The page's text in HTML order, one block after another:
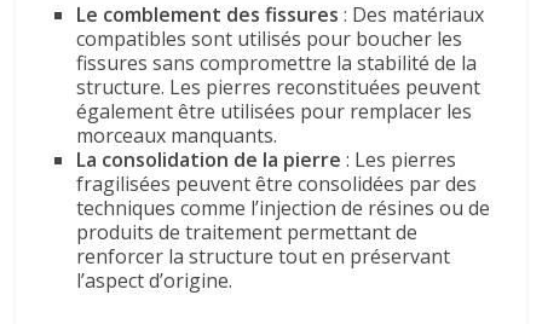
Le comblement des fissures : Des matériaux
compatibles sont utilisés pour boucher les
fissures sans compromettre la stabilité de la
structure. Les pierres reconstituées peuvent
également être utilisées pour remplacer les
morceaux manquants.
La consolidation de la pierre : Les pierres
fragilisées peuvent être consolidées par des
techniques comme l’injection de résines ou de
produits de traitement permettant de
renforcer la structure tout en préservant
l’aspect d’origine.